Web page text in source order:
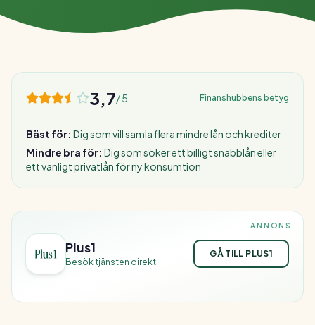
3,7/ 5 Finanshubbens betyg
Bäst för: Dig som vill samla flera mindre lån och krediter
Mindre bra för: Dig som söker ett billigt snabblån eller
ett vanligt privatlån för ny konsumtion
ANNONS
Plus1
Besök tjänsten direkt
GÅ TILL PLUS1